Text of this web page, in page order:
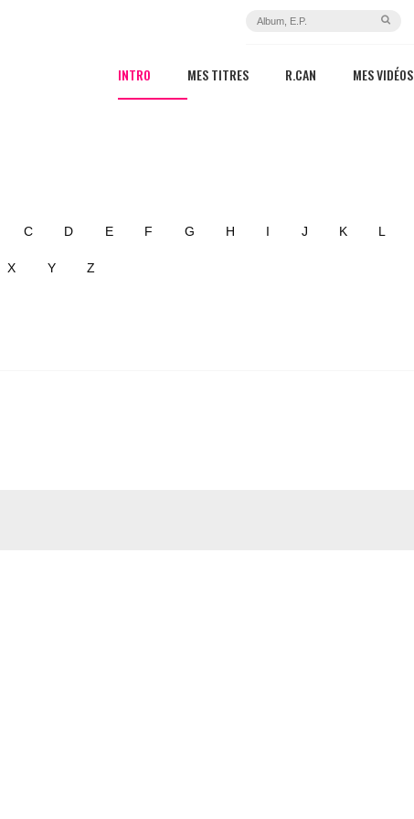
INTRO MES TITRES R.CAN MES VIDÉOS
C D E F G H I J K L
X Y Z